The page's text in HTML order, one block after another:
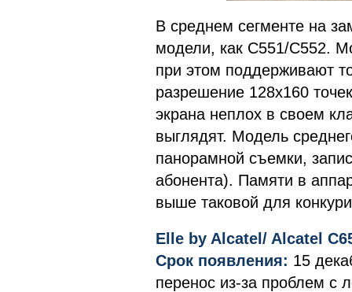
В среднем сегменте на
модели, как C551/C552.
при этом поддерживают
разрешение 128х160
экрана неплох в своем
выглядят. Модель
панорамной съемки,
абонента). Памяти в
выше таковой для
Elle by Alcatel/ Alcatel
Срок появления: 15
перенос из-за проблем с